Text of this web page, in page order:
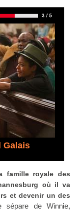
Galais
famille royale des
où il va
et devenir un des
sépare de Winnie,